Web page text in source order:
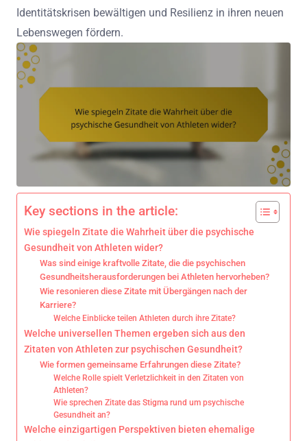
Identitätskrisen bewältigen und Resilienz in ihren neuen
Lebenswegen fördern.
Key sections in the article:
Wie spiegeln Zitate die Wahrheit über die psychische
Gesundheit von Athleten wider?
Was sind einige kraftvolle Zitate, die die psychischen
Gesundheitsherausforderungen bei Athleten hervorheben?
Wie resonieren diese Zitate mit Übergängen nach der
Karriere?
Welche Einblicke teilen Athleten durch ihre Zitate?
Welche universellen Themen ergeben sich aus den
Zitaten von Athleten zur psychischen Gesundheit?
Wie formen gemeinsame Erfahrungen diese Zitate?
Welche Rolle spielt Verletzlichkeit in den Zitaten von
Athleten?
Wie sprechen Zitate das Stigma rund um psychische
Gesundheit an?
Welche einzigartigen Perspektiven bieten ehemalige